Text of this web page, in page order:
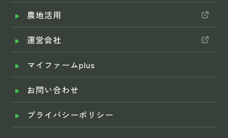
農地活用
運営会社
マイファームplus
お問い合わせ
プライバシーポリシー